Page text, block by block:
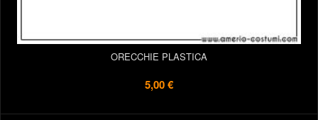
ORECCHIE PLASTICA
5,00 €